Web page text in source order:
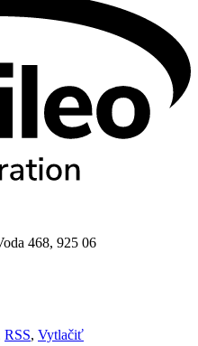
468, 925 06
RSS, Vytlačiť